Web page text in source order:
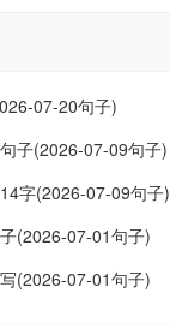
07-20句子)
子(2026-07-09句子)
字(2026-07-09句子)
(2026-07-01句子)
(2026-07-01句子)